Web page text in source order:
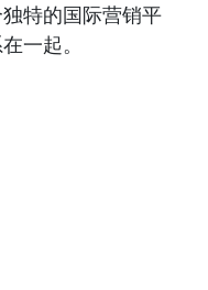
特的国际营销平
一起。